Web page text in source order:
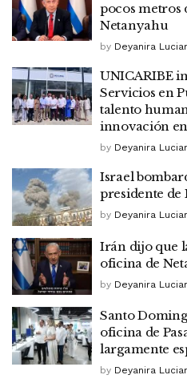
pocos metros
Netanyahu
by Deyanira
UNICARIBE
Servicios en
talento
innovación
by Deyanira
Israel
presidente de
by Deyanira
Irán dijo que
oficina de
by Deyanira
Santo
oficina de
largamente
by Deyanira